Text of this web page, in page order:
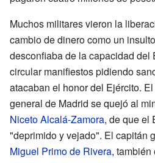
Muchos militares vieron la
cambio de dinero como un
desconfiaba de la capacidad del
circular manifiestos pidiendo
atacaban el honor del Ejército.
general de Madrid se quejó al
Niceto Alcalá-Zamora, de que el
"deprimido y vejado". El capitán
Miguel Primo de Rivera,